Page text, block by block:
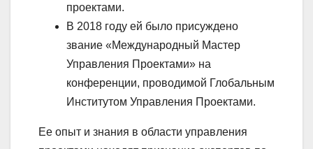
проектами.
В 2018 году ей было присуждено
звание «Международный Мастер
Управления Проектами» на
конференции, проводимой Глобальным
Институтом Управления Проектами.
Ее опыт и знания в области управления